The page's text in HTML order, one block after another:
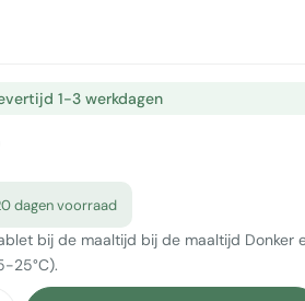
1-3 werkdagen
dagen voorraad
bij de maaltijd bij de maaltijd Donker
25°C).